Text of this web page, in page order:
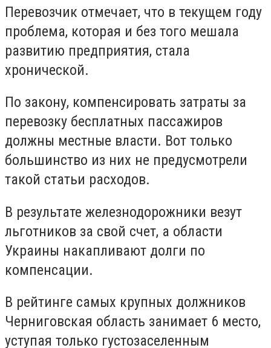
Перевозчик отмечает, что в текущем году
проблема, которая и без того мешала
развитию предприятия, стала
хронической.
По закону, компенсировать затраты за
перевозку бесплатных пассажиров
должны местные власти. Вот только
большинство из них не предусмотрели
такой статьи расходов.
В результате железнодорожники везут
льготников за свой счет, а области
Украины накапливают долги по
компенсации.
В рейтинге самых крупных должников
Черниговская область занимает 6 место,
уступая только густозаселенным